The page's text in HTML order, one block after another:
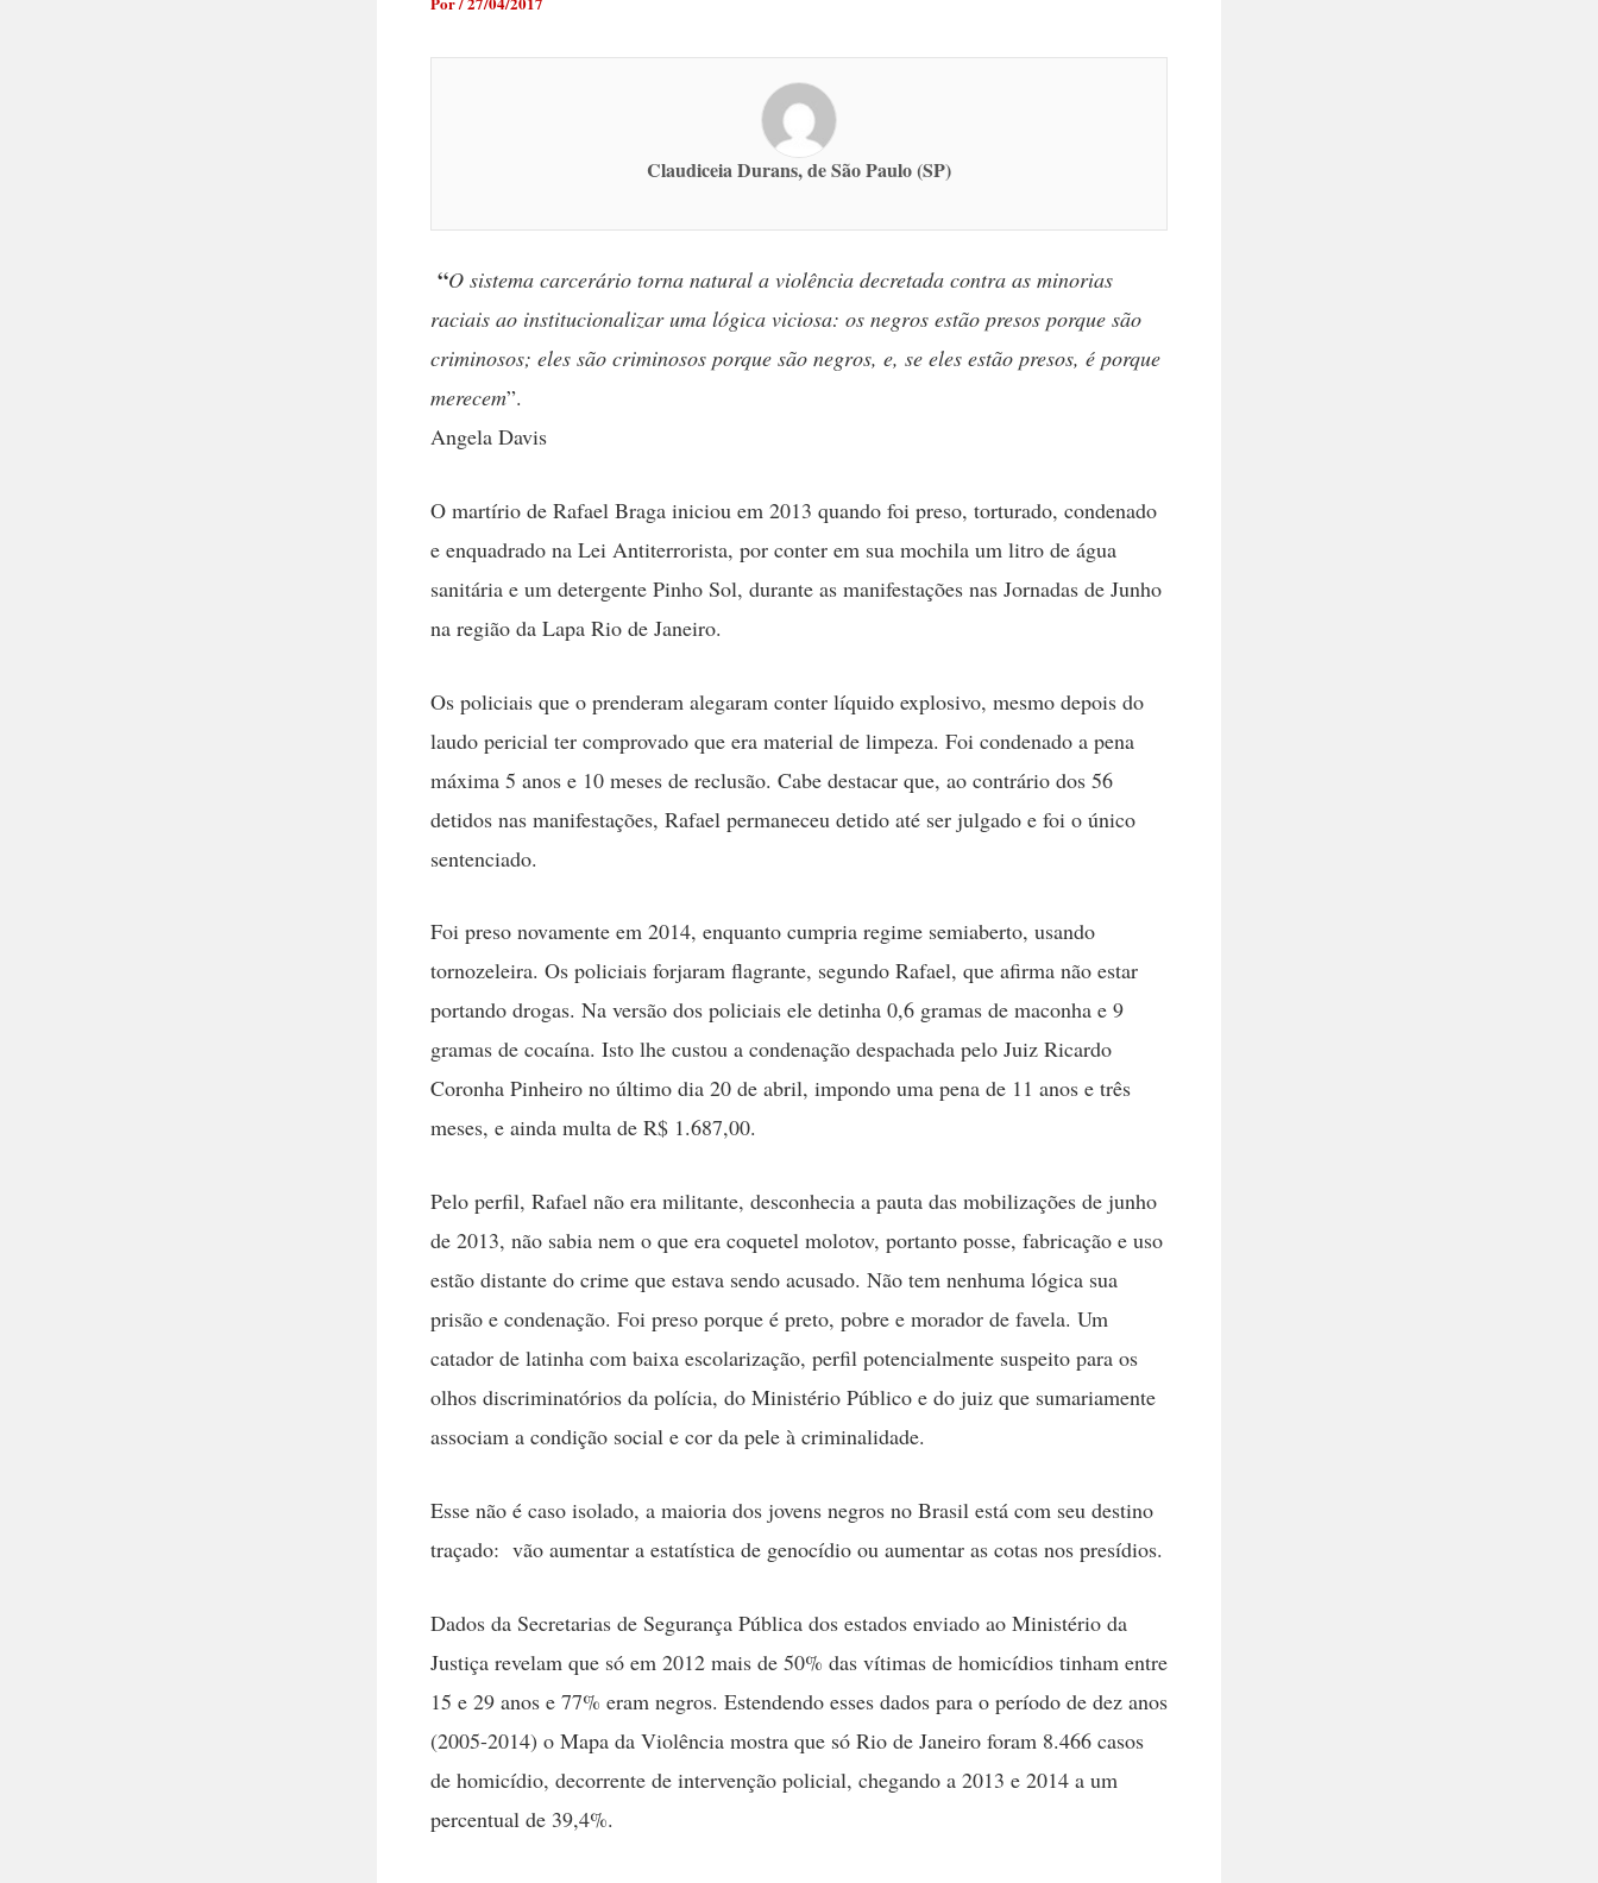
Claudiceia Durans, de São Paulo (SP)
“O sistema carcerário torna natural a violência decretada contra as minorias
raciais ao institucionalizar uma lógica viciosa: os negros estão presos porque são
criminosos; eles são criminosos porque são negros, e, se eles estão presos, é porque
merecem”.
Angela Davis
O martírio de Rafael Braga iniciou em 2013 quando foi preso, torturado, condenado
e enquadrado na Lei Antiterrorista, por conter em sua mochila um litro de água
sanitária e um detergente Pinho Sol, durante as manifestações nas Jornadas de Junho
na região da Lapa Rio de Janeiro.
Os policiais que o prenderam alegaram conter líquido explosivo, mesmo depois do
laudo pericial ter comprovado que era material de limpeza. Foi condenado a pena
máxima 5 anos e 10 meses de reclusão. Cabe destacar que, ao contrário dos 56
detidos nas manifestações, Rafael permaneceu detido até ser julgado e foi o único
sentenciado.
Foi preso novamente em 2014, enquanto cumpria regime semiaberto, usando
tornozeleira. Os policiais forjaram flagrante, segundo Rafael, que afirma não estar
portando drogas. Na versão dos policiais ele detinha 0,6 gramas de maconha e 9
gramas de cocaína. Isto lhe custou a condenação despachada pelo Juiz Ricardo
Coronha Pinheiro no último dia 20 de abril, impondo uma pena de 11 anos e três
meses, e ainda multa de R$ 1.687,00.
Pelo perfil, Rafael não era militante, desconhecia a pauta das mobilizações de junho
de 2013, não sabia nem o que era coquetel molotov, portanto posse, fabricação e uso
estão distante do crime que estava sendo acusado. Não tem nenhuma lógica sua
prisão e condenação. Foi preso porque é preto, pobre e morador de favela. Um
catador de latinha com baixa escolarização, perfil potencialmente suspeito para os
olhos discriminatórios da polícia, do Ministério Público e do juiz que sumariamente
associam a condição social e cor da pele à criminalidade.
Esse não é caso isolado, a maioria dos jovens negros no Brasil está com seu destino
traçado: vão aumentar a estatística de genocídio ou aumentar as cotas nos presídios.
Dados da Secretarias de Segurança Pública dos estados enviado ao Ministério da
Justiça revelam que só em 2012 mais de 50% das vítimas de homicídios tinham entre
15 e 29 anos e 77% eram negros. Estendendo esses dados para o período de dez anos
(2005-2014) o Mapa da Violência mostra que só Rio de Janeiro foram 8.466 casos
de homicídio, decorrente de intervenção policial, chegando a 2013 e 2014 a um
percentual de 39,4%.